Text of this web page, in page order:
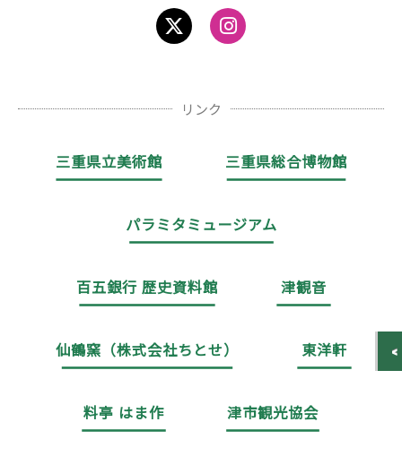
リンク
三重県立美術館 三重県総合博物館
パラミタミュージアム
百五銀行 歴史資料館 津観音
仙鶴窯（株式会社ちとせ） 東洋軒
料亭 はま作 津市観光協会